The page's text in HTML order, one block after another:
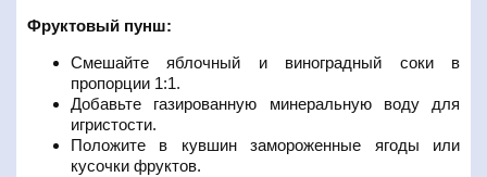
Фруктовый пунш:
Смешайте яблочный и виноградный соки в
пропорции 1:1.
Добавьте газированную минеральную воду для
игристости.
Положите в кувшин замороженные ягоды или
кусочки фруктов.